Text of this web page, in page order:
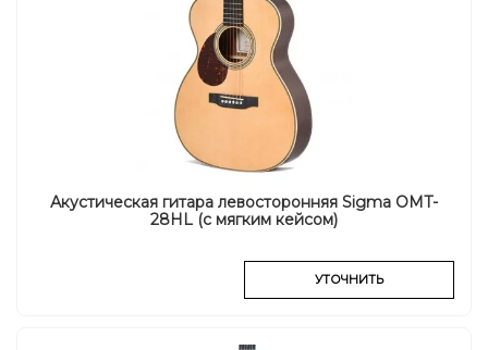
Акустическая гитара левосторонняя Sigma OMT-
28HL (с мягким кейсом)
УТОЧНИТЬ